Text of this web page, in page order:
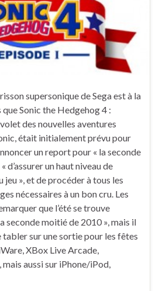
supersonique de Sega est à la
Sonic the Hedgehog 4 :
des nouvelles aventures
était initialement prévu pour
un report pour « la seconde
d’assurer un haut niveau de
», et de procéder à tous les
nécessaires à un bon cru. Les
que l’été se trouve
seconde moitié de 2010 », mais il
sur une sortie pour les fêtes
XBox Live Arcade,
aussi sur iPhone/iPod,